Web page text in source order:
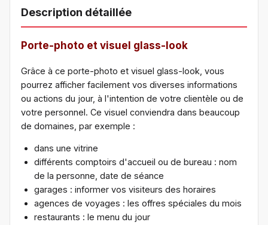
Description détaillée
Porte-photo et visuel glass-look
Grâce à ce porte-photo et visuel glass-look, vous
pourrez afficher facilement vos diverses informations
ou actions du jour, à l'intention de votre clientèle ou de
votre personnel. Ce visuel conviendra dans beaucoup
de domaines, par exemple :
dans une vitrine
différents comptoirs d'accueil ou de bureau : nom
de la personne, date de séance
garages : informer vos visiteurs des horaires
agences de voyages : les offres spéciales du mois
restaurants : le menu du jour